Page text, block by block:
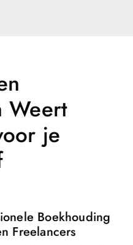
Weert
je
Boekhouding
Freelancers